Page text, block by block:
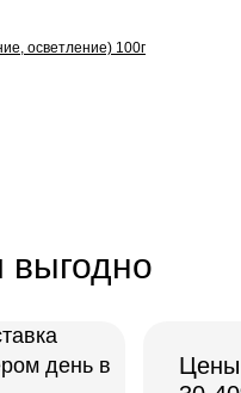
осветление) 100г